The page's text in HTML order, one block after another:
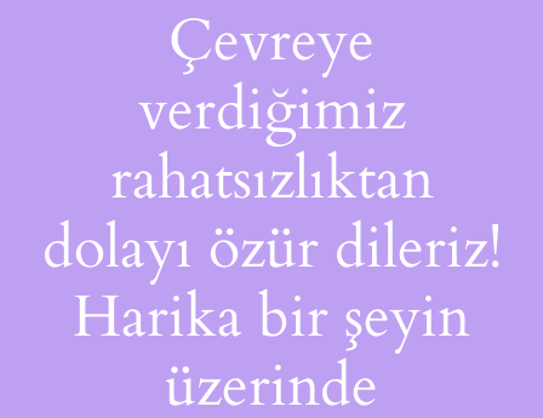
Çevreye
verdiğimiz
rahatsızlıktan
dolayı özür dileriz!
Harika bir şeyin
üzerinde